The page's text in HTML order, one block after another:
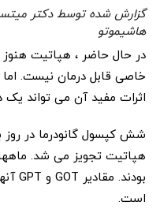
گزارش شده توسط دکتر
هاشیموتو
در حال حاضر ، هپاتیت
اثرات مفید آن می تواند یک
شش کپسول گانودرما در روز
هپاتیت تجویز می شد. ماهها
است.